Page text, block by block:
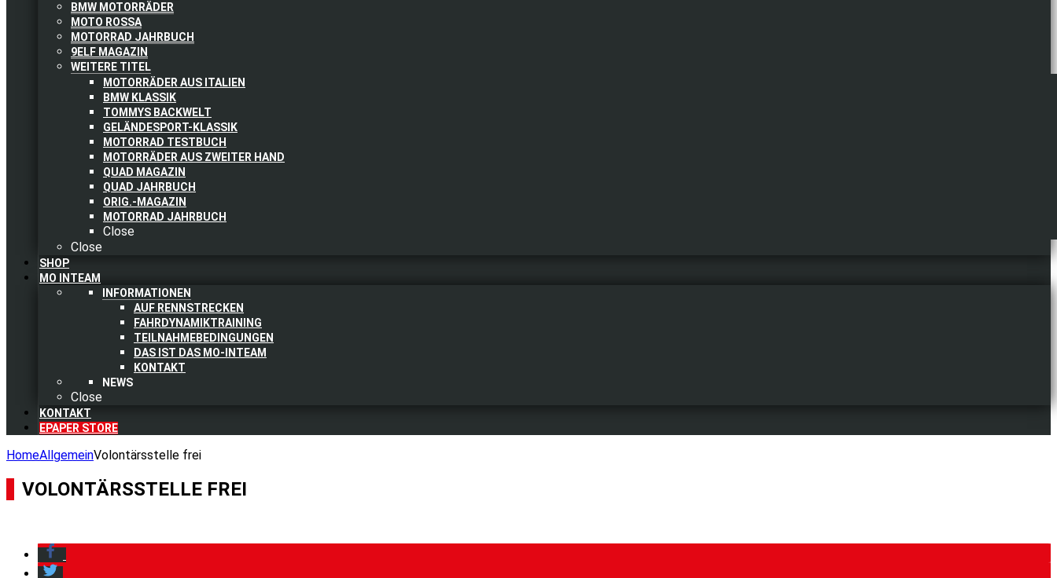
BMW MOTORRÄDER
MOTO ROSSA
MOTORRAD JAHRBUCH
9ELF MAGAZIN
WEITERE TITEL
MOTORRÄDER AUS ITALIEN
BMW KLASSIK
TOMMYS BACKWELT
GELÄNDESPORT-KLASSIK
MOTORRAD TESTBUCH
MOTORRÄDER AUS ZWEITER HAND
QUAD MAGAZIN
QUAD JAHRBUCH
ORIG.-MAGAZIN
MOTORRAD JAHRBUCH
Close
Close
SHOP
MO INTEAM
INFORMATIONEN
AUF RENNSTRECKEN
FAHRDYNAMIKTRAINING
TEILNAHMEBEDINGUNGEN
DAS IST DAS MO-INTEAM
KONTAKT
NEWS
Close
KONTAKT
EPAPER STORE
HomeAllgemeinVolontärsstelle frei
VOLONTÄRSSTELLE FREI